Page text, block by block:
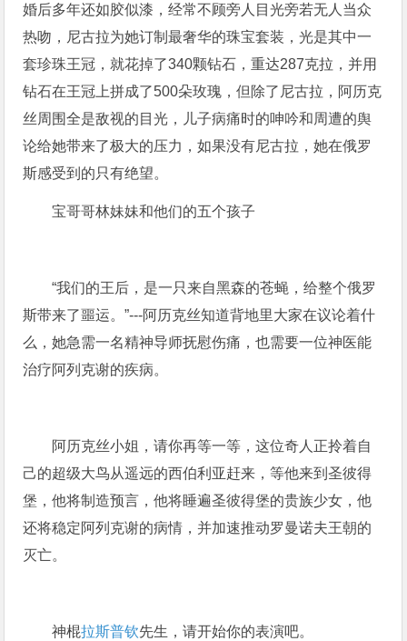
婚后多年还如胶似漆，经常不顾旁人目光旁若无人当众
热吻，尼古拉为她订制最奢华的珠宝套装，光是其中一
套珍珠王冠，就花掉了340颗钻石，重达287克拉，并用
钻石在王冠上拼成了500朵玫瑰，但除了尼古拉，阿历克
丝周围全是敌视的目光，儿子病痛时的呻吟和周遭的舆
论给她带来了极大的压力，如果没有尼古拉，她在俄罗
斯感受到的只有绝望。
宝哥哥林妹妹和他们的五个孩子
“我们的王后，是一只来自黑森的苍蝇，给整个俄罗
斯带来了噩运。”---阿历克丝知道背地里大家在议论着什
么，她急需一名精神导师抚慰伤痛，也需要一位神医能
治疗阿列克谢的疾病。
阿历克丝小姐，请你再等一等，这位奇人正拎着自
己的超级大鸟从遥远的西伯利亚赶来，等他来到圣彼得
堡，他将制造预言，他将睡遍圣彼得堡的贵族少女，他
还将稳定阿列克谢的病情，并加速推动罗曼诺夫王朝的
灭亡。
神棍拉斯普钦先生，请开始你的表演吧。